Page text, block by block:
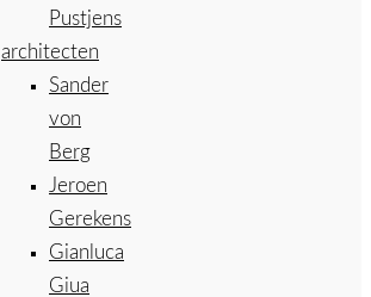
Pustjens
architecten
Sander
von
Berg
Jeroen
Gerekens
Gianluca
Giua